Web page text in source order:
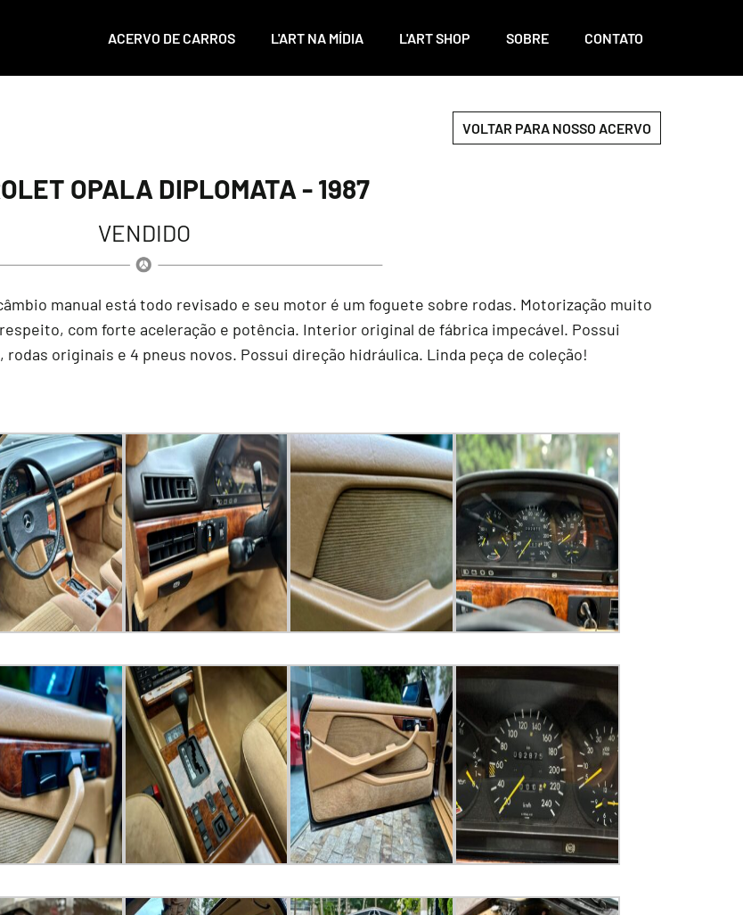
ACERVO DE CARROS L'ART NA MÍDIA L'ART SHOP SOBRE CONTATO
VOLTAR PARA NOSSO ACERVO
OPALA DIPLOMATA - 1987
VENDIDO
manual está todo revisado e seu motor é um foguete sobre rodas. Motorização muito
com forte aceleração e potência. Interior original de fábrica impecável. Possui
originais e 4 pneus novos. Possui direção hidráulica. Linda peça de coleção!